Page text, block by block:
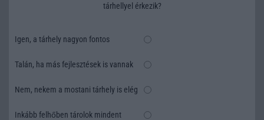
tárhellyel érkezik?
Igen, a tárhely nagyon fontos
Talán, ha más fejlesztések is vannak
Nem, nekem a mostani tárhely is elég
Inkább felhőben tárolok mindent